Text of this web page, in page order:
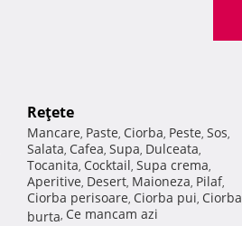
Reţete
Mancare, Paste, Ciorba, Peste, Sos,
Salata, Cafea, Supa, Dulceata,
Tocanita, Cocktail, Supa crema,
Aperitive, Desert, Maioneza, Pilaf,
Ciorba perisoare, Ciorba pui, Ciorba
burta, Ce mancam azi